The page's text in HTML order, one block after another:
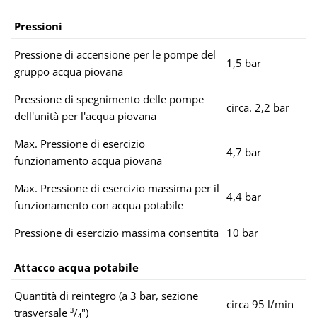
Pressioni
Pressione di accensione per le pompe del
gruppo acqua piovana
1,5 bar
Pressione di spegnimento delle pompe
dell'unità per l'acqua piovana
circa. 2,2 bar
Max. Pressione di esercizio
funzionamento acqua piovana
4,7 bar
Max. Pressione di esercizio massima per il
funzionamento con acqua potabile
4,4 bar
Pressione di esercizio massima consentita 10 bar
Attacco acqua potabile
Quantità di reintegro (a 3 bar, sezione
trasversale ³/₄")
circa 95 l/min